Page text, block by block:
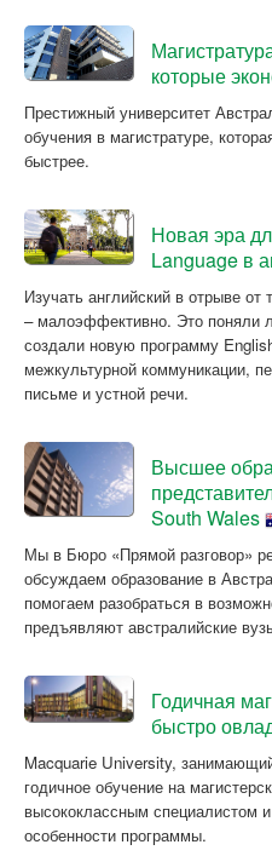
которые
Престижный университет
обучения в магистратуре,
быстрее.
Новая эра
Language в
Изучать английский в отрыве
– малоэффективно. Это поняли
создали новую программу
межкультурной коммуникации,
письме и устной речи.
Высшее
South Wales
Мы в Бюро «Прямой разговор»
обсуждаем образование в
помогаем разобраться в
предъявляют австралийские
Годичная
быстро
Macquarie University,
годичное обучение на
высококлассным специалистом
особенности программы.